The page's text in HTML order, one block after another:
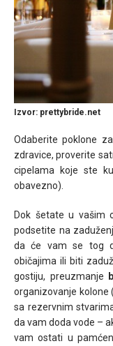
Izvor: prettybride.net
Odaberite poklone
zdravice, proverite
cipelama koje ste
obavezno).
Dok šetate u vašim
podsetite na
da će vam se tog
običajima ili biti
gostiju, preuzmanje
organizovanje kolone
sa rezervnim
da vam doda vode –
vam ostati u